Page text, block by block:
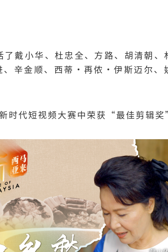
戴小华、杜忠全、方路、胡清朝、
辛金顺、西蒂·再侬·伊斯迈尔、
时代短视频大赛中荣获“最佳剪辑奖